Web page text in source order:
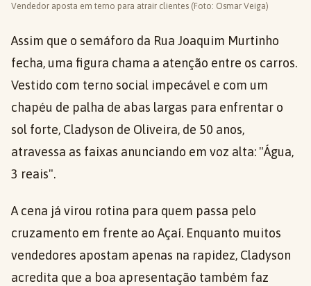
Vendedor aposta em terno para atrair clientes (Foto: Osmar Veiga)
Assim que o semáforo da Rua Joaquim Murtinho
fecha, uma figura chama a atenção entre os carros.
Vestido com terno social impecável e com um
chapéu de palha de abas largas para enfrentar o
sol forte, Cladyson de Oliveira, de 50 anos,
atravessa as faixas anunciando em voz alta: "Água,
3 reais".
A cena já virou rotina para quem passa pelo
cruzamento em frente ao Açaí. Enquanto muitos
vendedores apostam apenas na rapidez, Cladyson
acredita que a boa apresentação também faz